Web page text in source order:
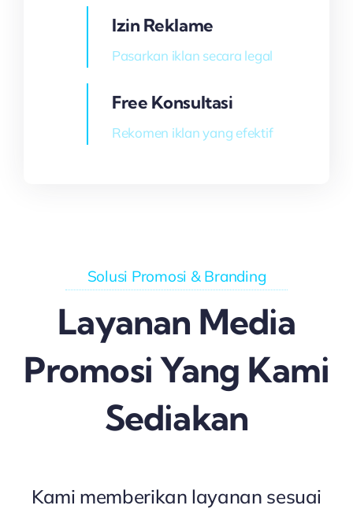
Izin Reklame
Pasarkan iklan secara legal
Free Konsultasi
Rekomen iklan yang efektif
Solusi Promosi & Branding
Layanan Media
Promosi Yang Kami
Sediakan
Kami memberikan layanan sesuai